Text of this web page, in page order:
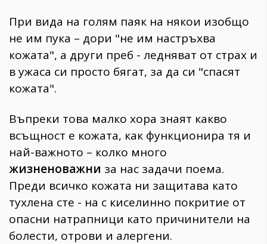
При вида на голям паяк на някои изобщо
не им пука – дори "не им настръхва
кожата", а други преб - ледняват от страх и
в ужаса си просто бягат, за да си "спасят
кожата".
Въпреки това малко хора знаят какво
всъщност е кожата, как функционира тя и
най-важното – колко много
жизненоважни за нас задачи поема.
Преди всичко кожата ни защитава като
тухлена сте - на с киселинно покритие от
опасни натрапници като причинители на
болести, отрови и алергени.